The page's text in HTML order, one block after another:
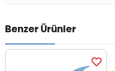
Benzer Ürünler